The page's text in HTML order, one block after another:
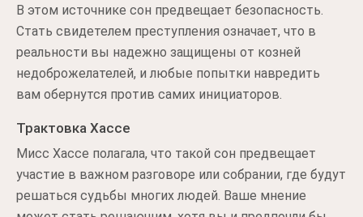
В этом источнике сон предвещает безопасность.
Стать свидетелем преступления означает, что в
реальности вы надежно защищены от козней
недоброжелателей, и любые попытки навредить
вам обернутся против самих инициаторов.
Трактовка Хассе
Мисс Хассе полагала, что такой сон предвещает
участие в важном разговоре или собрании, где будут
решаться судьбы многих людей. Ваше мнение